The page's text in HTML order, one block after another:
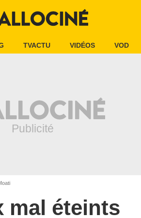
TVACTU VIDÉOS VOD
mal éteints